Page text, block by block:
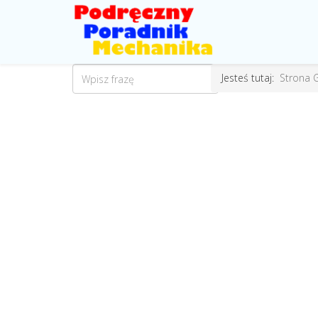
Jesteś tutaj: Strona